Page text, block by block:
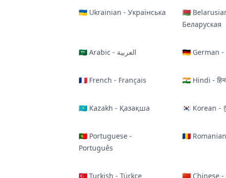
🇺🇦 Ukrainian - Українська
🇧🇾
Беларуская
🇸🇦 Arabic - العربية 🇩🇪 German -
🇫🇷 French - Français 🇮🇳 Hindi -
🇰🇿 Kazakh - Қазақша 🇰🇷 Korean -
🇵🇹 Portuguese -
Português
🇷🇴
🇹🇷 Turkish - Türkçe 🇨🇳 Chinese -